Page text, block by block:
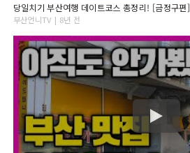
당일치기 부산여행 데이트코스 총정리! [금정구편]
부산언니TV | 8년 전